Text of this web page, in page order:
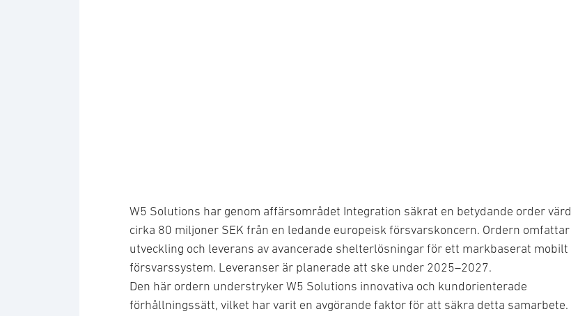
W5 Solutions har genom affärsområdet Integration säkrat en betydande order värd
cirka 80 miljoner SEK från en ledande europeisk försvarskoncern. Ordern omfattar
utveckling och leverans av avancerade shelterlösningar för ett markbaserat mobilt
försvarssystem. Leveranser är planerade att ske under 2025–2027.
Den här ordern understryker W5 Solutions innovativa och kundorienterade
förhållningssätt, vilket har varit en avgörande faktor för att säkra detta samarbete.